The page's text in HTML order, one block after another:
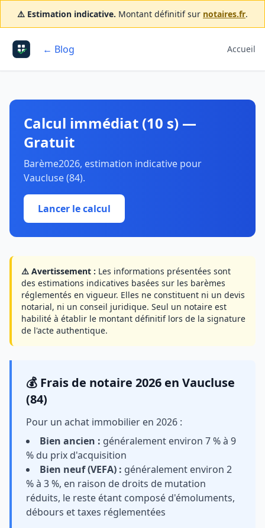
⚠️ Estimation indicative. Montant définitif sur notaires.fr.
← Blog Accueil
Calcul immédiat (10 s) —
Gratuit
Barème2026, estimation indicative pour
Vaucluse (84).
Lancer le calcul
⚠️ Avertissement : Les informations présentées sont
des estimations indicatives basées sur les barèmes
réglementés en vigueur. Elles ne constituent ni un devis
notarial, ni un conseil juridique. Seul un notaire est
habilité à établir le montant définitif lors de la signature
de l'acte authentique.
💰 Frais de notaire 2026 en Vaucluse
(84)
Pour un achat immobilier en 2026 :
Bien ancien : généralement environ 7 % à 9
% du prix d'acquisition
Bien neuf (VEFA) : généralement environ 2
% à 3 %, en raison de droits de mutation
réduits, le reste étant composé d'émoluments,
débours et taxes réglementées